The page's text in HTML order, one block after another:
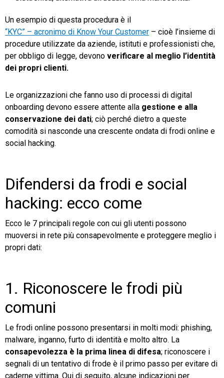
Un esempio di questa procedura è il
“KYC” – acronimo di Know Your Customer – cioè l’insieme di
procedure utilizzate da aziende, istituti e professionisti che,
per obbligo di legge, devono verificare al meglio l’identità
dei propri clienti.
Le organizzazioni che fanno uso di processi di digital
onboarding devono essere attente alla gestione e alla
conservazione dei dati; ciò perché dietro a queste
comodità si nasconde una crescente ondata di frodi online e
social hacking.
Difendersi da frodi e social
hacking: ecco come
Ecco le 7 principali regole con cui gli utenti possono
muoversi in rete più consapevolmente e proteggere meglio i
propri dati:
1. Riconoscere le frodi più
comuni
Le frodi online possono presentarsi in molti modi: phishing,
malware, inganno, furto di identità e molto altro. La
consapevolezza è la prima linea di difesa; riconoscere i
segnali di un tentativo di frode è il primo passo per evitare di
caderne vittima. Qui di seguito, alcune indicazioni per